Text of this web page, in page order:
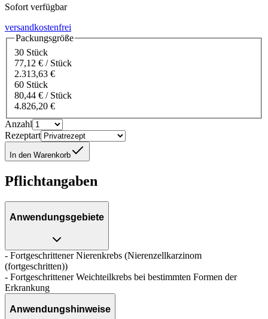
Sofort verfügbar
versandkostenfrei
Packungsgröße
30 Stück
77,12 € / Stück
2.313,63 €
60 Stück
80,44 € / Stück
4.826,20 €
Anzahl
Rezeptart
In den Warenkorb
Pflichtangaben
Anwendungsgebiete
- Fortgeschrittener Nierenkrebs (Nierenzellkarzinom
(fortgeschritten))
- Fortgeschrittener Weichteilkrebs bei bestimmten Formen der
Erkrankung
Anwendungshinweise